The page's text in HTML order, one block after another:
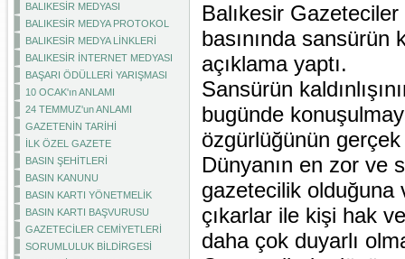
BALIKESİR MEDYASI
BALIKESİR MEDYA PROTOKOL
BALIKESİR MEDYA LİNKLERİ
BALIKESİR İNTERNET MEDYASI
BAŞARI ÖDÜLLERİ YARIŞMASI
10 OCAK'ın ANLAMI
24 TEMMUZ'un ANLAMI
GAZETENİN TARİHİ
İLK ÖZEL GAZETE
BASIN ŞEHİTLERİ
BASIN KANUNU
BASIN KARTI YÖNETMELİK
BASIN KARTI BAŞVURUSU
GAZETECİLER CEMİYETLERİ
SORUMLULUK BİLDİRGESİ
Balıkesir
basınında sansürün
açıklama yaptı.
Sansürün
bugünde
özgürlüğünün
Dünyanın en zor ve
gazetecilik olduğuna
çıkarlar ile kişi hak
daha çok duyarlı